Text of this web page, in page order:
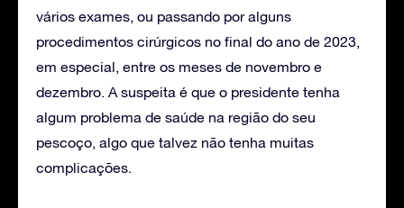
vários exames, ou passando por alguns
procedimentos cirúrgicos no final do ano de 2023,
em especial, entre os meses de novembro e
dezembro. A suspeita é que o presidente tenha
algum problema de saúde na região do seu
pescoço, algo que talvez não tenha muitas
complicações.